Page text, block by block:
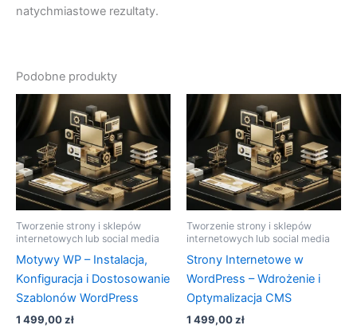
natychmiastowe rezultaty.
Podobne produkty
Tworzenie strony i sklepów
internetowych lub social media
Motywy WP – Instalacja,
Konfiguracja i Dostosowanie
Szablonów WordPress
1 499,00zł
Tworzenie strony i sklepów
internetowych lub social media
Strony Internetowe w
WordPress – Wdrożenie i
Optymalizacja CMS
1 499,00zł